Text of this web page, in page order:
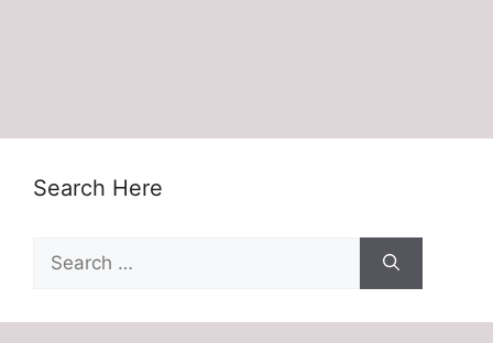
Search Here
for: